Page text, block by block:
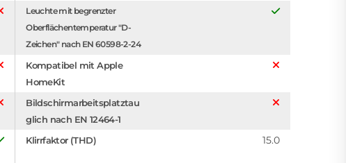
Leuchte mit begrenzter
Oberflächentemperatur "D-
Zeichen" nach EN 60598-2-24
Kompatibel mit Apple
HomeKit
Bildschirmarbeitsplatztau
glich nach EN 12464-1
Klirrfaktor (THD) 15.0